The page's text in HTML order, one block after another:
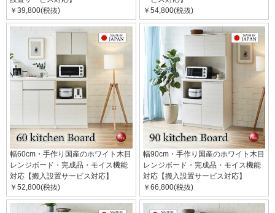
￥39,800(税抜)
￥54,800(税抜)
幅60cm・手作り国産のホワイト木目
レンジボード・完成品・モイス機能
対応【搬入設置サービス対応】
￥52,800(税抜)
幅90cm・手作り国産のホワイト木目
レンジボード・完成品・モイス機能
対応【搬入設置サービス対応】
￥66,800(税抜)